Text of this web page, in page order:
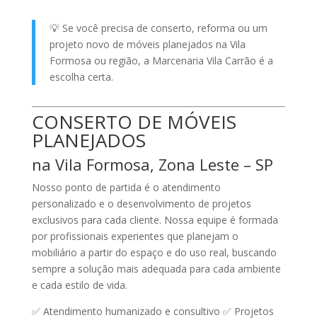
💡 Se você precisa de conserto, reforma ou um
projeto novo de móveis planejados na Vila
Formosa ou região, a Marcenaria Vila Carrão é a
escolha certa.
CONSERTO DE MÓVEIS
PLANEJADOS
na Vila Formosa, Zona Leste – SP
Nosso ponto de partida é o atendimento
personalizado e o desenvolvimento de projetos
exclusivos para cada cliente. Nossa equipe é formada
por profissionais experientes que planejam o
mobiliário a partir do espaço e do uso real, buscando
sempre a solução mais adequada para cada ambiente
e cada estilo de vida.
✅ Atendimento humanizado e consultivo ✅ Projetos